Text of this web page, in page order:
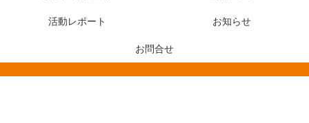
活動レポート お知らせ
お問合せ